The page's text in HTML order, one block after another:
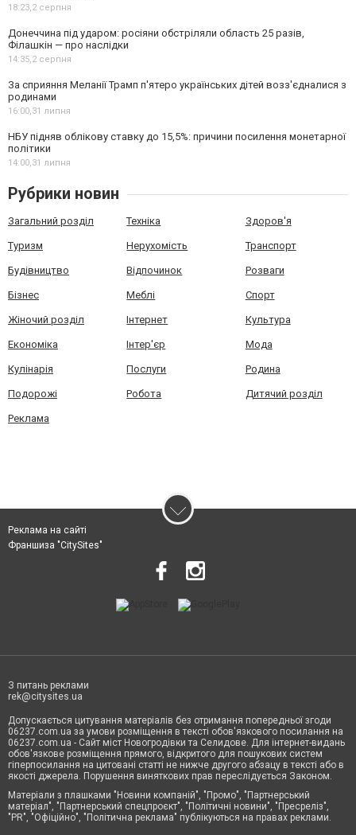
18:23,2 серпня
Донеччина під ударом: росіяни обстріляли область 25 разів,
Філашкін — про наслідки
14:35,2 серпня
За сприяння Меланії Трамп п'ятеро українських дітей возз'єдналися з
родинами
16:00,31 липня
НБУ підняв облікову ставку до 15,5%: причини посилення монетарної
політики
14:00,31 липня
Рубрики новин
Загальний розділ Техніка Здоров'я
Туризм Нерухомість Транспорт
Будівництво Відпочинок Розваги
Бізнес Меблі Спорт
Жіночий розділ Інтернет Культура
Економіка Інтер'єр Мода
Кулінарія Послуги Родина
Подорожі Робота Дитячий розділ
Реклама
Реклама на сайті
Франшиза "CitySites"
З питань реклами
rek@citysites.ua
Допускається цитування матеріалів без отримання попередньої згоди
06237.com.ua за умови розміщення в тексті обов'язкового посилання на
06237.com.ua - Сайт міст Новогродівки та Селидове. Для інтернет-видань
обов'язкове розміщення прямого, відкритого для пошукових систем
гіперпосилання на цитовані статті не нижче другого абзацу в тексті або в
якості джерела. Порушення виняткових прав переслідується Законом.
Матеріали з плашками "Новини компаній", "Промо", "Партнерський
матеріал", "Партнерський спецпроєкт", "Політичні новини", "Пресреліз",
"PR", "Офіційно", "Політична реклама" публікуються на правах реклами.